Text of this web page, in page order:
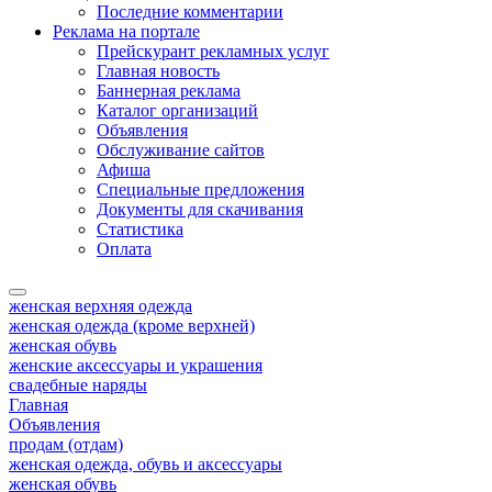
Последние комментарии
Реклама на портале
Прейскурант рекламных услуг
Главная новость
Баннерная реклама
Каталог организаций
Объявления
Обслуживание сайтов
Афиша
Специальные предложения
Документы для скачивания
Статистика
Оплата
женская верхняя одежда
женская одежда (кроме верхней)
женская обувь
женские аксессуары и украшения
свадебные наряды
Главная
Объявления
продам (отдам)
женская одежда, обувь и аксессуары
женская обувь